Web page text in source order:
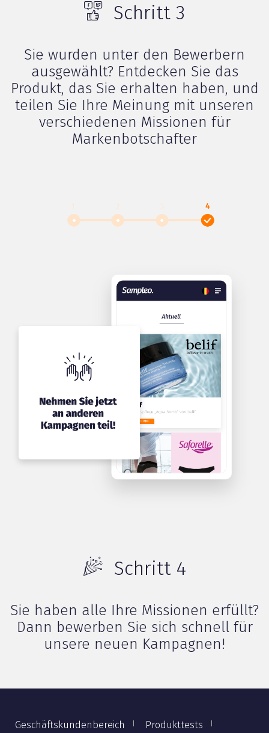
Schritt 3
Sie wurden unter den Bewerbern
ausgewählt? Entdecken Sie das
Produkt, das Sie erhalten haben, und
teilen Sie Ihre Meinung mit unseren
verschiedenen Missionen für
Markenbotschafter
Schritt 4
Sie haben alle Ihre Missionen erfüllt?
Dann bewerben Sie sich schnell für
unsere neuen Kampagnen!
Geschäftskundenbereich Produkttests